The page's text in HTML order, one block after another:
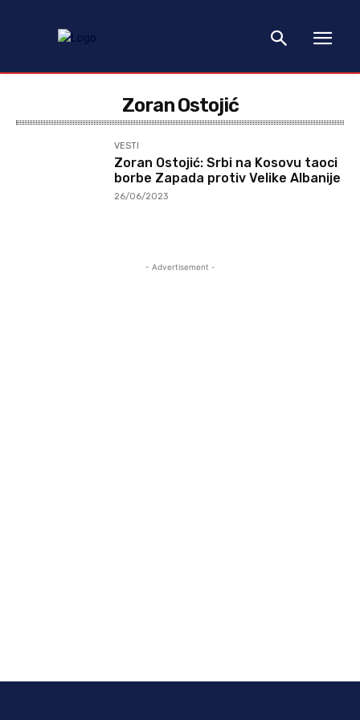
Zoran Ostojić
VESTI
Zoran Ostojić: Srbi na Kosovu taoci
borbe Zapada protiv Velike Albanije
26/06/2023
- Advertisement -